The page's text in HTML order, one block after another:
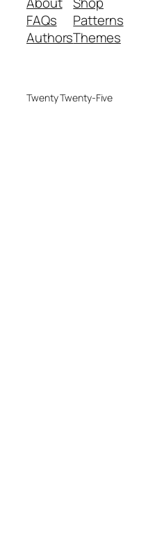
FAQs
Authors
Patterns
Themes
Twenty Twenty-Five